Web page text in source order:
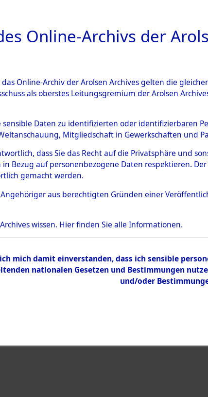
ARCHIVALE ÜBERSICHT
0003 (108593360)
Person
Online-Archivs der
Online-Archiv der Arolsen Archives gelten die
als oberstes Leitungsgremium der Arolsen
sensible Daten zu identifizierten oder identifizierbaren
Mitgliedschaft in Gewerkschaften und
dass Sie das Recht auf die Privatsphäre und
Bezug auf personenbezogene Daten respektieren.
gemacht werden.
Angehöriger aus berechtigten Gründen einer
wissen. Hierfinden Sie alle Informationen.
mich damit einverstanden, dass ich sensible
nationalen Gesetzen und Bestimmungen
und/oder